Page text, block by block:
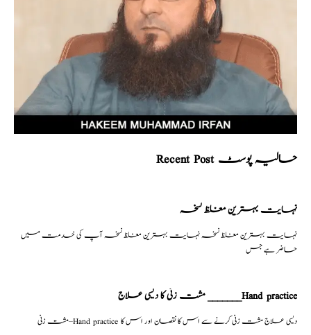
Recent Post حالیہ پوسٹ
نہایت بہترین مغلظ نسخہ
نہایت بہترین مغلظ نسخہ نہایت بہترین مغلظ نسخہ آپ کی خدمت میں
حاضر ہے جس
مشت زنی کا دیسی علاج _______Hand practice
مشت زنی–Hand practice دیسی علاج مشت زنی کرنے سے اس کا نقصان اور اس کا